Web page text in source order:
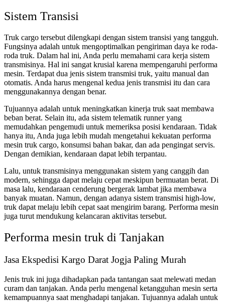
Sistem Transisi
Truk cargo tersebut dilengkapi dengan sistem transisi yang tangguh.
Fungsinya adalah untuk mengoptimalkan pengiriman daya ke roda-
roda truk. Dalam hal ini, Anda perlu memahami cara kerja sistem
transmisinya. Hal ini sangat krusial karena mempengaruhi performa
mesin. Terdapat dua jenis sistem transmisi truk, yaitu manual dan
otomatis. Anda harus mengenal kedua jenis transmisi itu dan cara
menggunakannya dengan benar.
Tujuannya adalah untuk meningkatkan kinerja truk saat membawa
beban berat. Selain itu, ada sistem telematik runner yang
memudahkan pengemudi untuk memeriksa posisi kendaraan. Tidak
hanya itu, Anda juga lebih mudah mengetahui kekuatan performa
mesin truk cargo, konsumsi bahan bakar, dan ada pengingat servis.
Dengan demikian, kendaraan dapat lebih terpantau.
Lalu, untuk transmisinya menggunakan sistem yang canggih dan
modern, sehingga dapat melaju cepat meskipun bermuatan berat. Di
masa lalu, kendaraan cenderung bergerak lambat jika membawa
banyak muatan. Namun, dengan adanya sistem transmisi high-low,
truk dapat melaju lebih cepat saat mengirim barang. Performa mesin
juga turut mendukung kelancaran aktivitas tersebut.
Performa mesin truk di Tanjakan
Jasa Ekspedisi Kargo Darat Jogja Paling Murah
Jenis truk ini juga dihadapkan pada tantangan saat melewati medan
curam dan tanjakan. Anda perlu mengenal ketangguhan mesin serta
kemampuannya saat menghadapi tanjakan. Tujuannya adalah untuk